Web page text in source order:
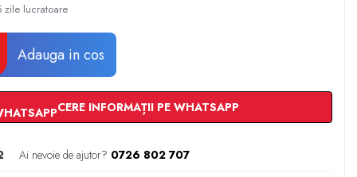
zile lucratoare
Adauga in cos
CERE INFORMAȚII PE WHATSAPP
Ai nevoie de ajutor? 0726 802 707